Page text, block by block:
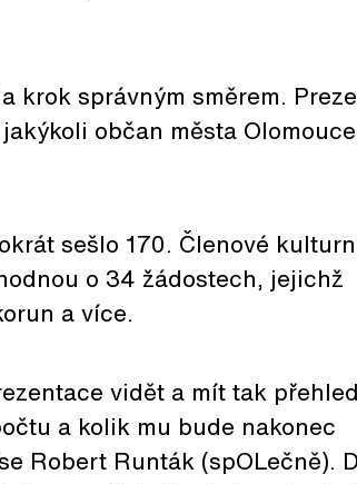
krok správným směrem.
občan města
sešlo 170. Členové
o 34 žádostech, jejichž
a více.
vidět a mít tak
a kolik mu bude nakonec
Robert Runták (spOLečně).